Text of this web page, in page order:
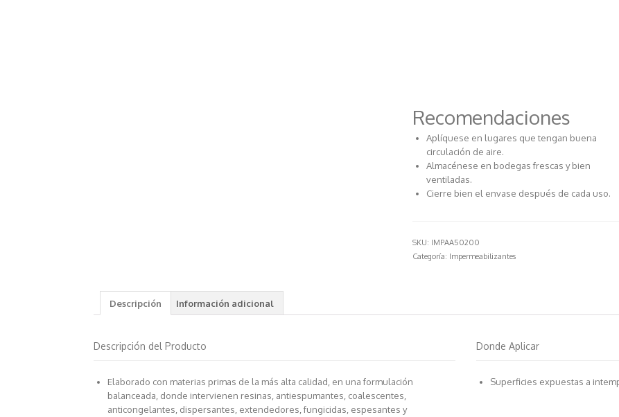
Recomendaciones
Aplíquese en lugares que tengan buena
circulación de aire.
Almacénese en bodegas frescas y bien
ventiladas.
Cierre bien el envase después de cada uso.
SKU: IMPAA50200
Categoría: Impermeabilizantes
Descripción Información adicional
Descripción del Producto
Elaborado con materias primas de la más alta calidad, en una formulación
balanceada, donde intervienen resinas, antiespumantes, coalescentes,
anticongelantes, dispersantes, extendedores, fungicidas, espesantes y
Donde Aplicar
Superficies expuestas a